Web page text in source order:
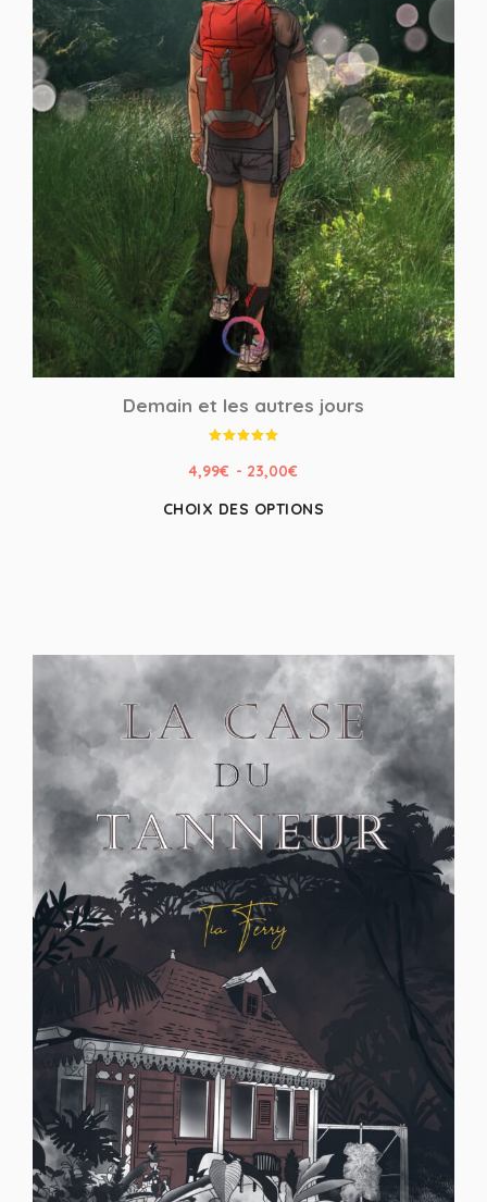
Demain et les autres jours
5.00
sur 5
4,99€ - 23,00€
CHOIX DES OPTIONS